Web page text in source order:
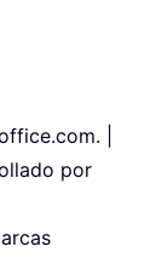
|
por